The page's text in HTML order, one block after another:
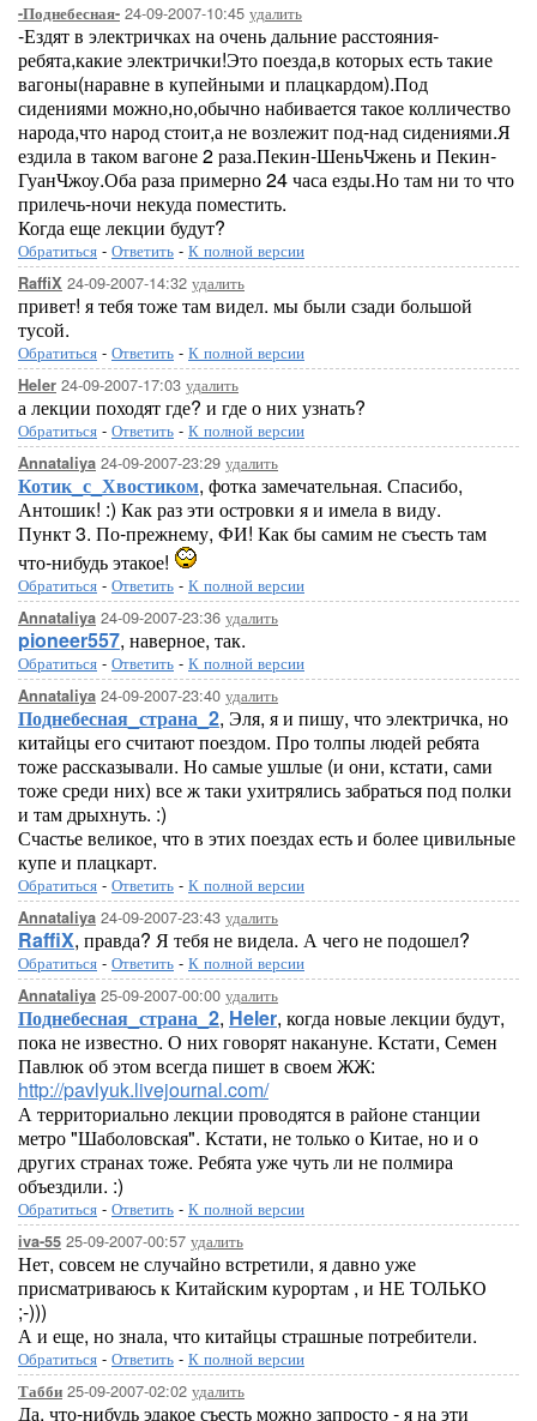
-Поднебесная- 24-09-2007-10:45 удалить
-Ездят в электричках на очень дальние расстояния-
ребята,какие электрички!Это поезда,в которых есть такие
вагоны(наравне в купейными и плацкардом).Под
сидениями можно,но,обычно набивается такое колличество
народа,что народ стоит,а не возлежит под-над сидениями.Я
ездила в таком вагоне 2 раза.Пекин-ШеньЧжень и Пекин-
ГуанЧжоу.Оба раза примерно 24 часа езды.Но там ни то что
прилечь-ночи некуда поместить.
Когда еще лекции будут?
Обратиться - Ответить - К полной версии
RaffiX 24-09-2007-14:32 удалить
привет! я тебя тоже там видел. мы были сзади большой
тусой.
Обратиться - Ответить - К полной версии
Heler 24-09-2007-17:03 удалить
а лекции походят где? и где о них узнать?
Обратиться - Ответить - К полной версии
Annataliya 24-09-2007-23:29 удалить
Котик_с_Хвостиком, фотка замечательная. Спасибо,
Антошик! :) Как раз эти островки я и имела в виду.
Пункт 3. По-прежнему, ФИ! Как бы самим не съесть там
что-нибудь этакое!
Обратиться - Ответить - К полной версии
Annataliya 24-09-2007-23:36 удалить
pioneer557, наверное, так.
Обратиться - Ответить - К полной версии
Annataliya 24-09-2007-23:40 удалить
Поднебесная_страна_2, Эля, я и пишу, что электричка, но
китайцы его считают поездом. Про толпы людей ребята
тоже рассказывали. Но самые ушлые (и они, кстати, сами
тоже среди них) все ж таки ухитрялись забраться под полки
и там дрыхнуть. :)
Счастье великое, что в этих поездах есть и более цивильные
купе и плацкарт.
Обратиться - Ответить - К полной версии
Annataliya 24-09-2007-23:43 удалить
RaffiX, правда? Я тебя не видела. А чего не подошел?
Обратиться - Ответить - К полной версии
Annataliya 25-09-2007-00:00 удалить
Поднебесная_страна_2, Heler, когда новые лекции будут,
пока не известно. О них говорят накануне. Кстати, Семен
Павлюк об этом всегда пишет в своем ЖЖ:
http://pavlyuk.livejournal.com/
А территориально лекции проводятся в районе станции
метро "Шаболовская". Кстати, не только о Китае, но и о
других странах тоже. Ребята уже чуть ли не полмира
объездили. :)
Обратиться - Ответить - К полной версии
iva-55 25-09-2007-00:57 удалить
Нет, совсем не случайно встретили, я давно уже
присматриваюсь к Китайским курортам , и НЕ ТОЛЬКО
;-)))
А и еще, но знала, что китайцы страшные потребители.
Обратиться - Ответить - К полной версии
Табби 25-09-2007-02:02 удалить
Да, что-нибудь эдакое съесть можно запросто - я на эти